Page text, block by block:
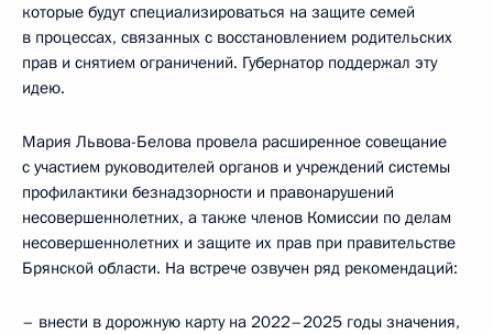
которые будут специализироваться на защите семей
в процессах, связанных с восстановлением родительских
прав и снятием ограничений. Губернатор поддержал эту
идею.
Мария Львова-Белова провела расширенное совещание
с участием руководителей органов и учреждений системы
профилактики безнадзорности и правонарушений
несовершеннолетних, а также членов Комиссии по делам
несовершеннолетних и защите их прав при правительстве
Брянской области. На встрече озвучен ряд рекомендаций:
– внести в дорожную карту на 2022–2025 годы значения,